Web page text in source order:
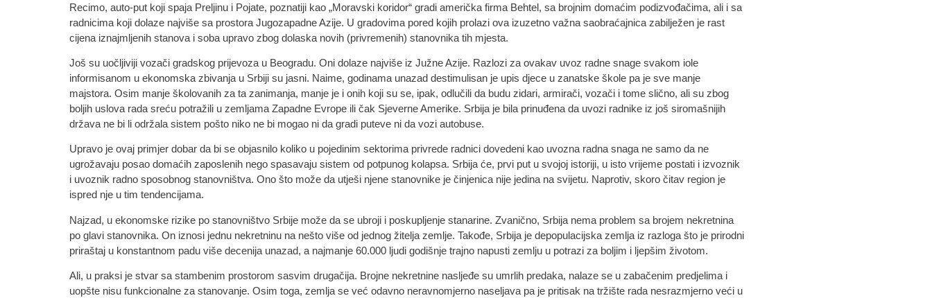
Recimo, auto-put koji spaja Preljinu i Pojate, poznatiji kao „Moravski koridor“ gradi američka firma Behtel, sa brojnim domaćim podizvođačima, ali i sa
radnicima koji dolaze najviše sa prostora Jugozapadne Azije. U gradovima pored kojih prolazi ova izuzetno važna saobraćajnica zabilježen je rast
cijena iznajmljenih stanova i soba upravo zbog dolaska novih (privremenih) stanovnika tih mjesta.
Još su uočljiviji vozači gradskog prijevoza u Beogradu. Oni dolaze najviše iz Južne Azije. Razlozi za ovakav uvoz radne snage svakom iole
informisanom u ekonomska zbivanja u Srbiji su jasni. Naime, godinama unazad destimulisan je upis djece u zanatske škole pa je sve manje
majstora. Osim manje školovanih za ta zanimanja, manje je i onih koji su se, ipak, odlučili da budu zidari, armirači, vozači i tome slično, ali su zbog
boljih uslova rada sreću potražili u zemljama Zapadne Evrope ili čak Sjeverne Amerike. Srbija je bila prinuđena da uvozi radnike iz još siromašnijih
država ne bi li održala sistem pošto niko ne bi mogao ni da gradi puteve ni da vozi autobuse.
Upravo je ovaj primjer dobar da bi se objasnilo koliko u pojedinim sektorima privrede radnici dovedeni kao uvozna radna snaga ne samo da ne
ugrožavaju posao domaćih zaposlenih nego spasavaju sistem od potpunog kolapsa. Srbija će, prvi put u svojoj istoriji, u isto vrijeme postati i izvoznik
i uvoznik radno sposobnog stanovništva. Ono što može da utješi njene stanovnike je činjenica nije jedina na svijetu. Naprotiv, skoro čitav region je
ispred nje u tim tendencijama.
Najzad, u ekonomske rizike po stanovništvo Srbije može da se ubroji i poskupljenje stanarine. Zvanično, Srbija nema problem sa brojem nekretnina
po glavi stanovnika. On iznosi jednu nekretninu na nešto više od jednog žitelja zemlje. Takođe, Srbija je depopulacijska zemlja iz razloga što je prirodni
priraštaj u konstantnom padu više decenija unazad, a najmanje 60.000 ljudi godišnje trajno napusti zemlju u potrazi za boljim i ljepšim životom.
Ali, u praksi je stvar sa stambenim prostorom sasvim drugačija. Brojne nekretnine nasljeđe su umrlih predaka, nalaze se u zabačenim predjelima i
uopšte nisu funkcionalne za stanovanje. Osim toga, zemlja se već odavno neravnomjerno naseljava pa je pritisak na tržište rada nesrazmjerno veći u